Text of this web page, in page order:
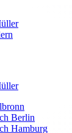
Berlin
Hamburg